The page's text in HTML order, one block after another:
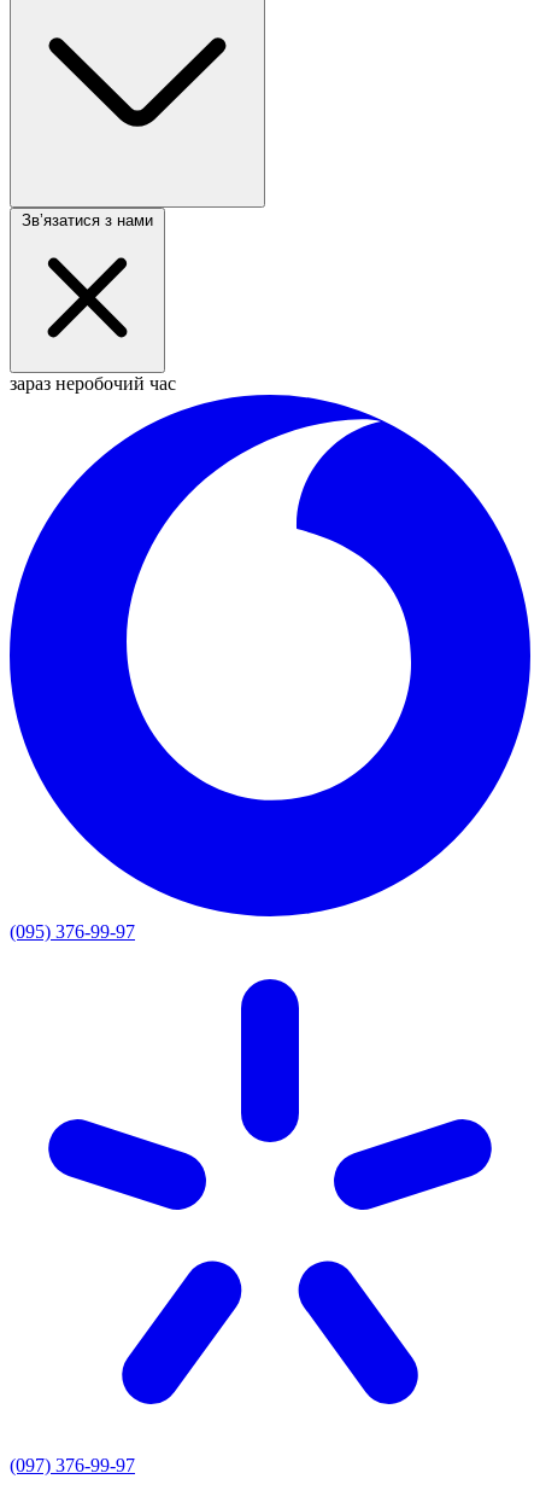
Звʼязатися з нами
зараз неробочий час
(095) 376-99-97
(097) 376-99-97